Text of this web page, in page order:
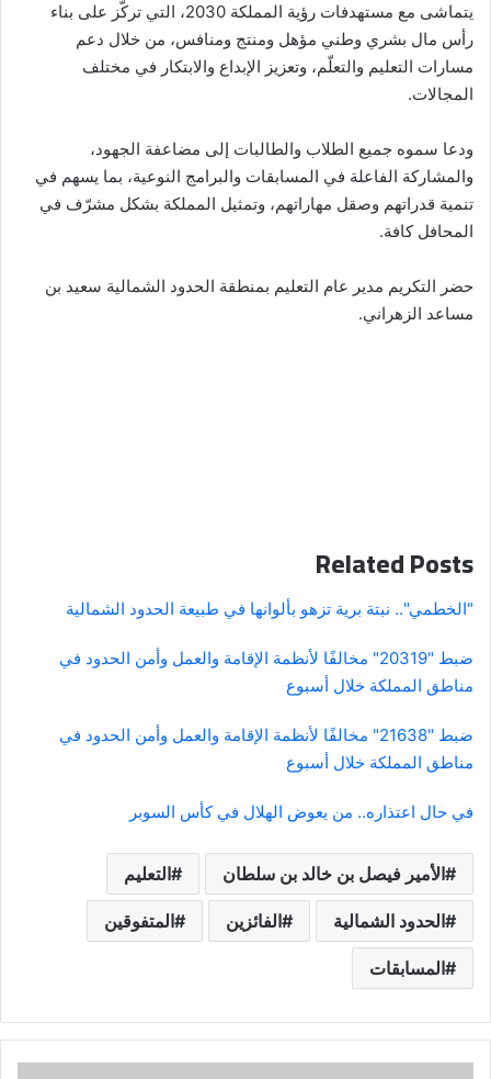
يتماشى مع مستهدفات رؤية المملكة 2030، التي تركّز على بناء
رأس مال بشري وطني مؤهل ومنتج ومنافس، من خلال دعم
مسارات التعليم والتعلّم، وتعزيز الإبداع والابتكار في مختلف
المجالات.
ودعا سموه جميع الطلاب والطالبات إلى مضاعفة الجهود،
والمشاركة الفاعلة في المسابقات والبرامج النوعية، بما يسهم في
تنمية قدراتهم وصقل مهاراتهم، وتمثيل المملكة بشكل مشرّف في
المحافل كافة.
حضر التكريم مدير عام التعليم بمنطقة الحدود الشمالية سعيد بن
مساعد الزهراني.
Related Posts
"الخطمي".. نبتة برية تزهو بألوانها في طبيعة الحدود الشمالية
ضبط "20319" مخالفًا لأنظمة الإقامة والعمل وأمن الحدود في
مناطق المملكة خلال أسبوع
ضبط "21638" مخالفًا لأنظمة الإقامة والعمل وأمن الحدود في
مناطق المملكة خلال أسبوع
في حال اعتذاره.. من يعوض الهلال في كأس السوبر
الأمير فيصل بن خالد بن سلطان التعليم
الحدود الشمالية الفائزين المتفوقين
المسابقات